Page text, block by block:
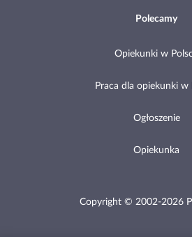
Polecamy
Opiekunki w
Praca dla opiekunki w
Ogłoszenie
Opiekunka
Copyright © 2002-2026